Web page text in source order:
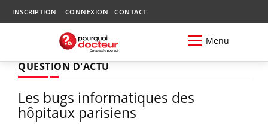
INSCRIPTION CONNEXION CONTACT
Menu
QUESTION D'ACTU
Les bugs informatiques des
hôpitaux parisiens